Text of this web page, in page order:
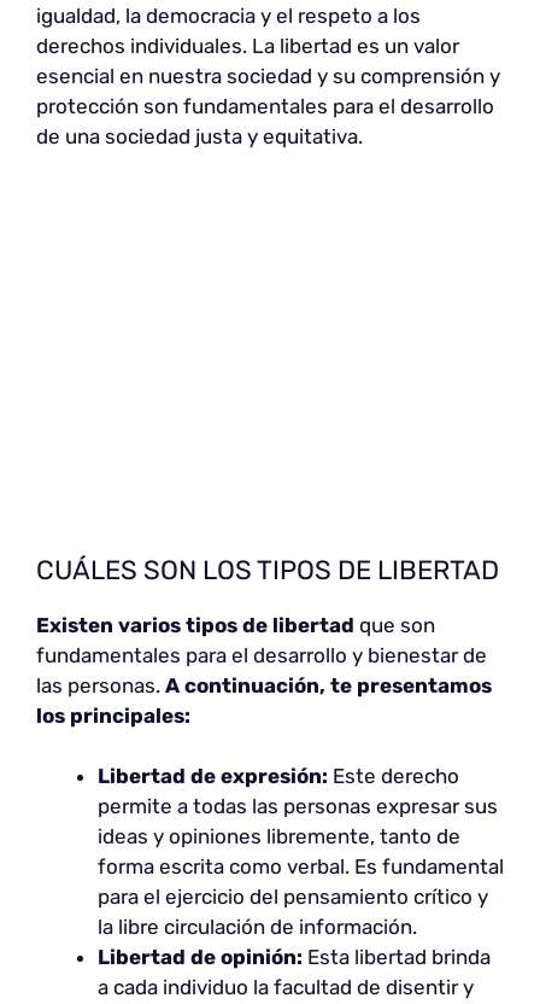
igualdad, la democracia y el respeto a los
derechos individuales. La libertad es un valor
esencial en nuestra sociedad y su comprensión y
protección son fundamentales para el desarrollo
de una sociedad justa y equitativa.
CUÁLES SON LOS TIPOS DE LIBERTAD
Existen varios tipos de libertad que son
fundamentales para el desarrollo y bienestar de
las personas. A continuación, te presentamos
los principales:
Libertad de expresión: Este derecho
permite a todas las personas expresar sus
ideas y opiniones libremente, tanto de
forma escrita como verbal. Es fundamental
para el ejercicio del pensamiento crítico y
la libre circulación de información.
Libertad de opinión: Esta libertad brinda
a cada individuo la facultad de disentir y